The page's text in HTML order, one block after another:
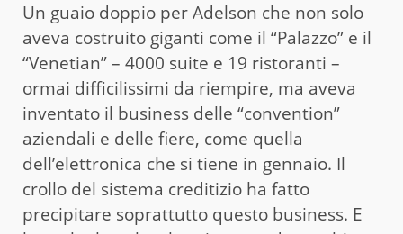
Un guaio doppio per Adelson che non solo
aveva costruito giganti come il “Palazzo” e il
“Venetian” – 4000 suite e 19 ristoranti –
ormai difficilissimi da riempire, ma aveva
inventato il business delle “convention”
aziendali e delle fiere, come quella
dell’elettronica che si tiene in gennaio. Il
crollo del sistema creditizio ha fatto
precipitare soprattutto questo business. E